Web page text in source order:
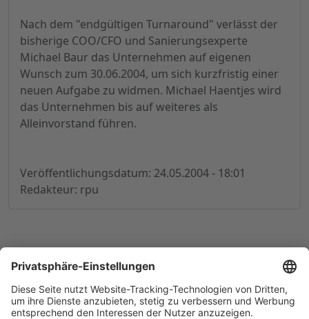
Nach dem "endgültigen Turnaround" verlässt der
bisherige COO/CFO und Sanierungsexperte
Michael Baur das Unternehmen auf eigenen
Wunsch zum 30.06.2004, um sich kurzfristig einer
neuen Aufgabe zu widmen. Michael Haentjes wird
das Unternehmen bis auf weiteres als
Alleinvorstand führen.
Veröffentlichungsdatum: 24.05.2004 - 18:01
Redakteur: rpu
© 1998-2026by GSC Research GmbH
Datenschutz